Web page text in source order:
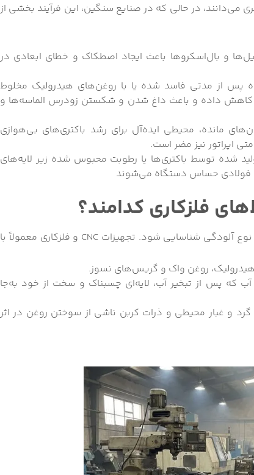
می‌دانند، در حالی که در صنایع سنگین، این فرآیند بخشی از
و بال‌اسکروها باعث ایجاد اصطکاک و خطای ابعادی در
پس از مدتی فاسد شده یا با روغن‌های هیدرولیک مخلوط
کاهش داده و باعث داغ شدن و شکستن زودرس الماسه‌ها و
مانده، محیطی ایده‌آل برای رشد باکتری‌های بی‌هوازی
اپراتور نیز مضر است.
شده توسط باکتری‌ها یا رطوبت محبوس شده زیر لایه‌های
حساس دستگاه می‌شوند
فلزکاری کدامند؟
برای انتخاب روش مناسب چربی‌زدایی، ابتدا باید نوع آلودگی شناسایی شود. تجهیزات CNC و فلزکاری معمولاً با
روغن واک و گریس‌های نسوز.
که پس از تبخیر آب، لایه‌ای چسبناک و سخت از خود به‌جا
گرد و غبار محیطی و ذرات کربن ناشی از سوختن روغن در اثر